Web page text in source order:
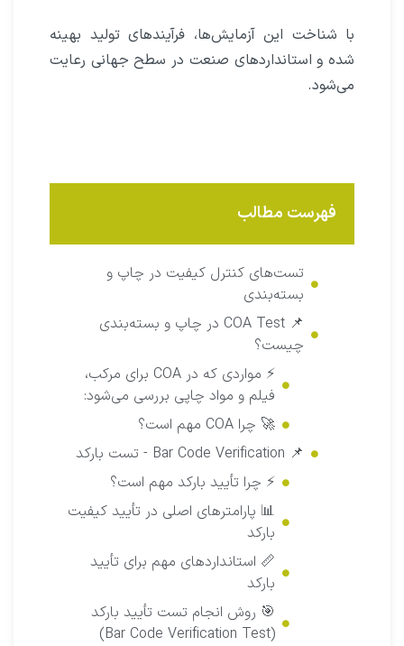
با شناخت این آزمایش‌ها، فرآیندهای تولید بهینه
شده و استانداردهای صنعت در سطح جهانی رعایت
می‌شود.
فهرست مطالب
تست‌های کنترل کیفیت در چاپ و
بسته‌بندی
📌 COA Test در چاپ و بسته‌بندی
چیست؟
⚡ مواردی که در COA برای مرکب،
فیلم و مواد چاپی بررسی می‌شود:
🚀 چرا COA مهم است؟
📌 Bar Code Verification - تست بارکد
⚡ چرا تأیید بارکد مهم است؟
📊 پارامترهای اصلی در تأیید کیفیت
بارکد
📏 استانداردهای مهم برای تأیید
بارکد
🎯 روش انجام تست تأیید بارکد
(Bar Code Verification Test)